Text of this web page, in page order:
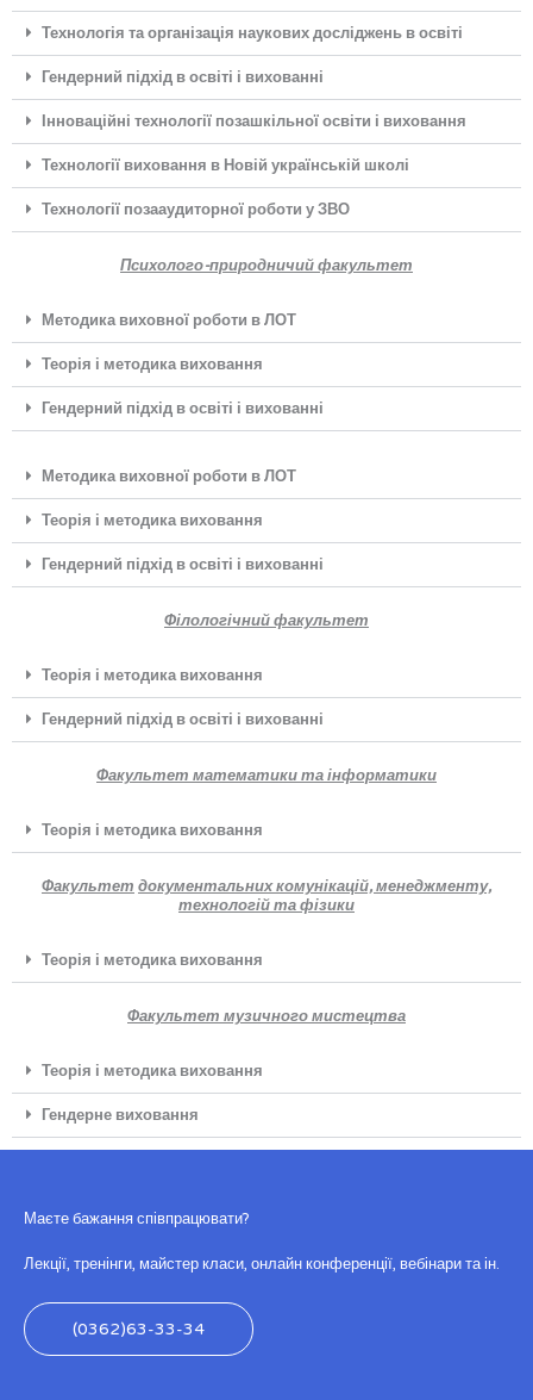
Технологія та організація наукових досліджень в освіті
Гендерний підхід в освіті і вихованні
Інноваційні технології позашкільної освіти і виховання
Технології виховання в Новій українській школі
Технології позааудиторної роботи у ЗВО
Психолого-природничий факультет
Методика виховної роботи в ЛОТ
Теорія і методика виховання
Гендерний підхід в освіті і вихованні
Методика виховної роботи в ЛОТ
Теорія і методика виховання
Гендерний підхід в освіті і вихованні
Філологічний факультет
Теорія і методика виховання
Гендерний підхід в освіті і вихованні
Факультет математики та інформатики
Теорія і методика виховання
Факультет документальних комунікацій, менеджменту,
технологій та фізики
Теорія і методика виховання
Факультет музичного мистецтва
Теорія і методика виховання
Гендерне виховання
Маєте бажання співпрацювати?
Лекції, тренінги, майстер класи, онлайн конференції, вебінари та ін.
(0362)63-33-34